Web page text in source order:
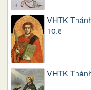
VHTK
10.8
VHTK